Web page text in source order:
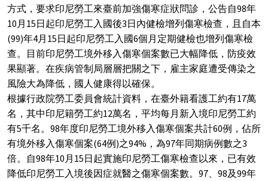
方式，要求印尼勞工來臺前加強傷寒症狀問診，公告自98年
10月15日起印尼勞工入國後3日內健檢增列傷寒檢查，且自本
(99)年4月15日起印尼勞工入國6個月定期健檢也增列傷寒檢
查。目前印尼勞工境外移入傷寒個案數已大幅降低，防疫效
果顯著。在疾病管制局層層把關之下，雇主家庭遭受傳染之
風險大為降低，國人健康得以確保。
根據行政院勞工委員會統計資料，在臺外籍看護工約有17萬
名，其中印尼籍勞工約12萬名，平均每月新入境印尼勞工約
有5千名。98年度印尼勞工境外移入傷寒個案共計60例，佔所
有境外移入傷寒個案(64例)之94%，為97年同期病例數之3
倍。自98年10月15日起實施印尼勞工傷寒檢查以來，已有效
降低印尼勞工入境後因症就醫之傷寒個案數。97、98及99年